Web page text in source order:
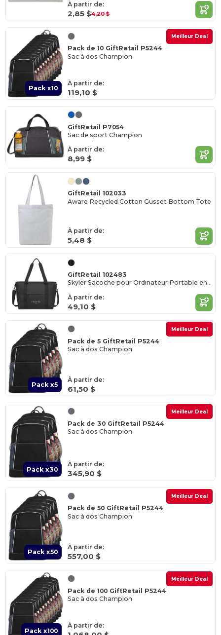
À partir de:
2,85 $4,20 $
Pack x10
Meilleur Deal
Pack de 10 GiftRetail P5244
Sac à dos Champion
À partir de:
119,10 $
GiftRetail P7054
Sac de sport Champion
À partir de:
8,99 $
GiftRetail 102033
Aware Recycled Cotton Gusset Bottom Tote
À partir de:
5,48 $
GiftRetail 102483
Skyler Sacoche pour Ordinateur Portable en rPET Recyclé du Travail au Week-end
À partir de:
49,10 $
Pack x5
Meilleur Deal
Pack de 5 GiftRetail P5244
Sac à dos Champion
À partir de:
61,50 $
Pack x30
Meilleur Deal
Pack de 30 GiftRetail P5244
Sac à dos Champion
À partir de:
345,90 $
Pack x50
Meilleur Deal
Pack de 50 GiftRetail P5244
Sac à dos Champion
À partir de:
557,00 $
Pack x100
Meilleur Deal
Pack de 100 GiftRetail P5244
Sac à dos Champion
À partir de: